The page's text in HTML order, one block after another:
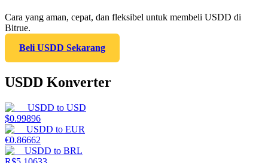
Cara yang aman, cepat, dan fleksibel untuk membeli USDD di
Bitrue.
Beli USDD Sekarang
USDD Konverter
USDD to USD
$0.99896
USDD to EUR
€0.86662
USDD to BRL